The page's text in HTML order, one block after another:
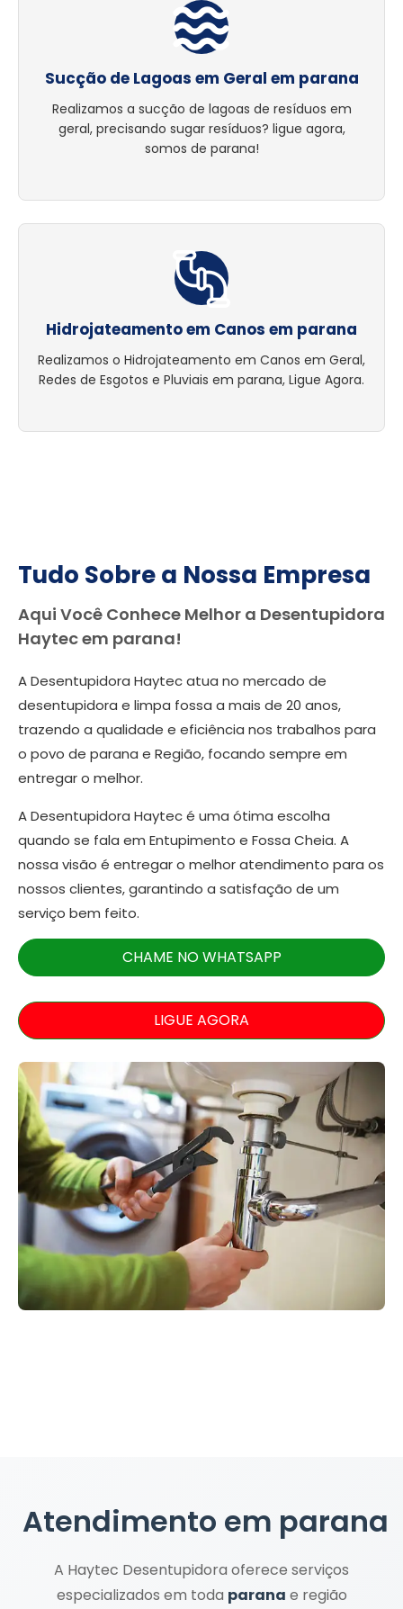
Sucção de Lagoas em Geral em parana
Realizamos a sucção de lagoas de resíduos em
geral, precisando sugar resíduos? ligue agora,
somos de parana!
Hidrojateamento em Canos em parana
Realizamos o Hidrojateamento em Canos em Geral,
Redes de Esgotos e Pluviais em parana, Ligue Agora.
Tudo Sobre a Nossa Empresa
Aqui Você Conhece Melhor a Desentupidora
Haytec em parana!
A Desentupidora Haytec atua no mercado de
desentupidora e limpa fossa a mais de 20 anos,
trazendo a qualidade e eficiência nos trabalhos para
o povo de parana e Região, focando sempre em
entregar o melhor.
A Desentupidora Haytec é uma ótima escolha
quando se fala em Entupimento e Fossa Cheia. A
nossa visão é entregar o melhor atendimento para os
nossos clientes, garantindo a satisfação de um
serviço bem feito.
CHAME NO WHATSAPP
LIGUE AGORA
Atendimento em parana
A Haytec Desentupidora oferece serviços
especializados em toda parana e região